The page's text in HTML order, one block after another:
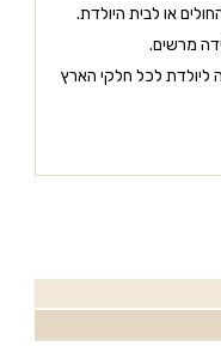
או לבית היולדת.
מרשים.
ליולדת לכל חלקי הארץ